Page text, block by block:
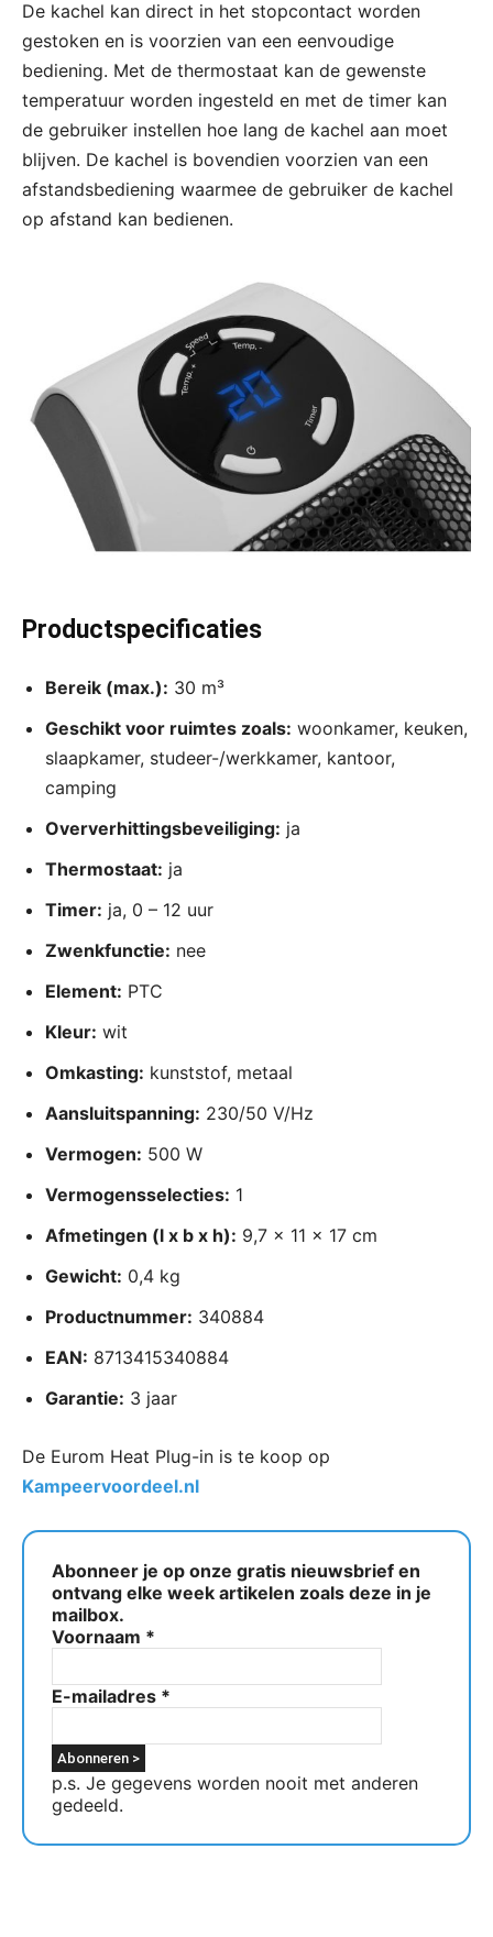
De kachel kan direct in het stopcontact worden
gestoken en is voorzien van een eenvoudige
bediening. Met de thermostaat kan de gewenste
temperatuur worden ingesteld en met de timer kan
de gebruiker instellen hoe lang de kachel aan moet
blijven. De kachel is bovendien voorzien van een
afstandsbediening waarmee de gebruiker de kachel
op afstand kan bedienen.
Productspecificaties
Bereik (max.): 30 m³
Geschikt voor ruimtes zoals: woonkamer, keuken,
slaapkamer, studeer-/werkkamer, kantoor,
camping
Oververhittingsbeveiliging: ja
Thermostaat: ja
Timer: ja, 0 – 12 uur
Zwenkfunctie: nee
Element: PTC
Kleur: wit
Omkasting: kunststof, metaal
Aansluitspanning: 230/50 V/Hz
Vermogen: 500 W
Vermogensselecties: 1
Afmetingen (l x b x h): 9,7 x 11 x 17 cm
Gewicht: 0,4 kg
Productnummer: 340884
EAN: 8713415340884
Garantie: 3 jaar
De Eurom Heat Plug-in is te koop op
Kampeervoordeel.nl
Abonneer je op onze gratis nieuwsbrief en
ontvang elke week artikelen zoals deze in je
mailbox.
Voornaam *
E-mailadres *
p.s. Je gegevens worden nooit met anderen
gedeeld.